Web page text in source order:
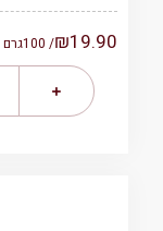
₪19.90
/ 100 גרם